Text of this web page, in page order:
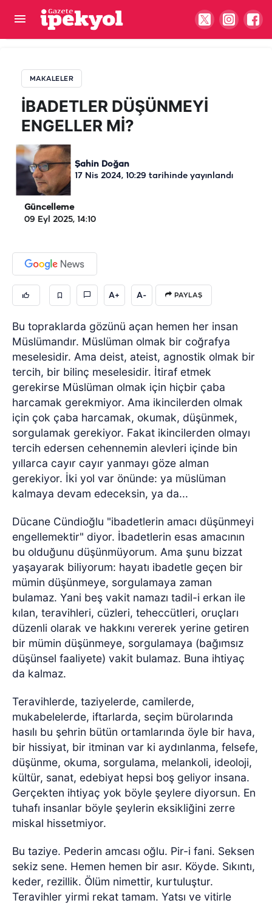
MAKALELER
İBADETLER DÜŞÜNMEYİ
ENGELLER Mİ?
Şahin Doğan
17 Nis 2024, 10:29 tarihinde yayınlandı
Güncelleme
09 Eyl 2025, 14:10
A+ A- PAYLAŞ
Bu topraklarda gözünü açan hemen her insan
Müslümandır. Müslüman olmak bir coğrafya
meselesidir. Ama deist, ateist, agnostik olmak bir
tercih, bir bilinç meselesidir. İtiraf etmek
gerekirse Müslüman olmak için hiçbir çaba
harcamak gerekmiyor. Ama ikincilerden olmak
için çok çaba harcamak, okumak, düşünmek,
sorgulamak gerekiyor. Fakat ikincilerden olmayı
tercih edersen cehennemin alevleri içinde bin
yıllarca cayır cayır yanmayı göze alman
gerekiyor. İki yol var önünde: ya müslüman
kalmaya devam edeceksin, ya da...
Dücane Cündioğlu "ibadetlerin amacı düşünmeyi
engellemektir" diyor. İbadetlerin esas amacının
bu olduğunu düşünmüyorum. Ama şunu bizzat
yaşayarak biliyorum: hayatı ibadetle geçen bir
mümin düşünmeye, sorgulamaya zaman
bulamaz. Yani beş vakit namazı tadil-i erkan ile
kılan, teravihleri, cüzleri, teheccütleri, oruçları
düzenli olarak ve hakkını vererek yerine getiren
bir mümin düşünmeye, sorgulamaya (bağımsız
düşünsel faaliyete) vakit bulamaz. Buna ihtiyaç
da kalmaz.
Teravihlerde, taziyelerde, camilerde,
mukabelelerde, iftarlarda, seçim bürolarında
hasılı bu şehrin bütün ortamlarında öyle bir hava,
bir hissiyat, bir itminan var ki aydınlanma, felsefe,
düşünme, okuma, sorgulama, melankoli, ideoloji,
kültür, sanat, edebiyat hepsi boş geliyor insana.
Gerçekten ihtiyaç yok böyle şeylere diyorsun. En
tuhafı insanlar böyle şeylerin eksikliğini zerre
miskal hissetmiyor.
Bu taziye. Pederin amcası oğlu. Pir-i fani. Seksen
sekiz sene. Hemen hemen bir asır. Köyde. Sıkıntı,
keder, rezillik. Ölüm nimettir, kurtuluştur.
Teravihler yirmi rekat tamam. Yatsı ve vitirle
İBADETLER DÜŞÜNMEYİ ENGELLER Mİ?